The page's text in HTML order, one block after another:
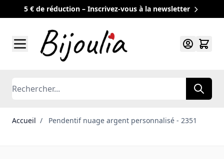
5 € de réduction – Inscrivez-vous à la newsletter
Rechercher
Accueil / Pendentif nuage argent personnalisé - 2351